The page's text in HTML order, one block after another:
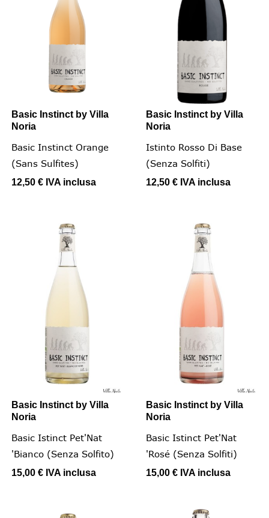
Basic Instinct by Villa
Noria
Basic Instinct Orange
(sans Sulfites)
12,50 € IVA inclusa
Basic Instinct by Villa
Noria
Istinto Rosso Di Base
(senza Solfiti)
12,50 € IVA inclusa
Basic Instinct by Villa
Noria
Basic Istinct Pet'Nat
'Bianco (senza Solfito)
15,00 € IVA inclusa
Basic Instinct by Villa
Noria
Basic Istinct Pet'Nat
'Rosé (senza Solfiti)
15,00 € IVA inclusa